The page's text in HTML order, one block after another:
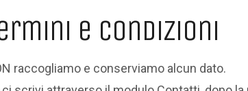
e Condizioni
raccogliamo e conserviamo alcun dato.